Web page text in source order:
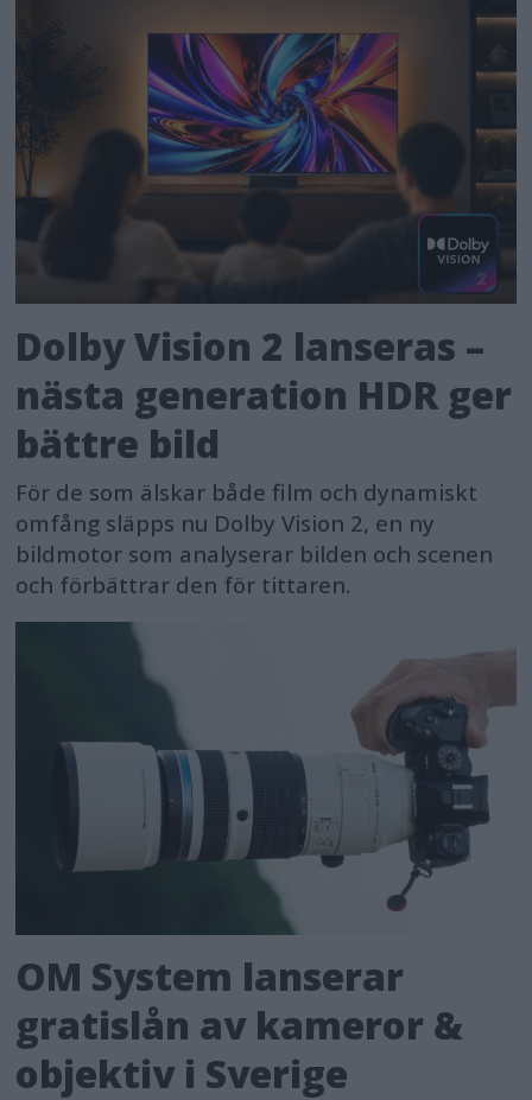
Dolby Vision 2 lanseras –
nästa generation HDR ger
bättre bild
För de som älskar både film och dynamiskt
omfång släpps nu Dolby Vision 2, en ny
bildmotor som analyserar bilden och scenen
och förbättrar den för tittaren.
OM System lanserar
gratislån av kameror &
objektiv i Sverige